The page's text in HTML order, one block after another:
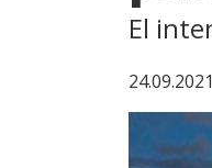
El